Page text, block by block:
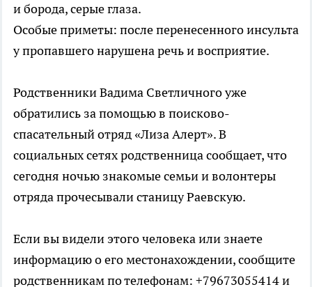
и борода, серые глаза.
Особые приметы: после перенесенного инсульта
у пропавшего нарушена речь и восприятие.
Родственники Вадима Светличного уже
обратились за помощью в поисково-
спасательный отряд «Лиза Алерт». В
социальных сетях родственница сообщает, что
сегодня ночью знакомые семьи и волонтеры
отряда прочесывали станицу Раевскую.
Если вы видели этого человека или знаете
информацию о его местонахождении, сообщите
родственникам по телефонам: +79673055414 и